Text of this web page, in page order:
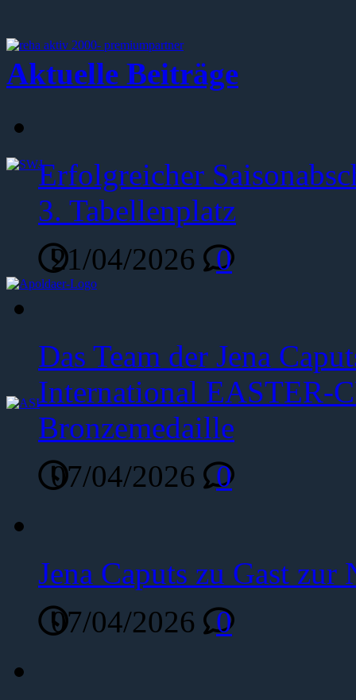
Aktuelle Beiträge
Erfolgreicher
3. Tabellenplatz
21/04/2026
0
Das Team der Jena
International EASTER-
Bronzemedaille
07/04/2026
0
Jena Caputs zu Gast zur
07/04/2026
0